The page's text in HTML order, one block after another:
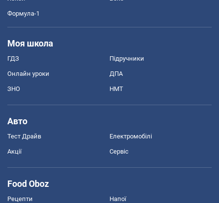
Формула-1
Моя школа
ГДЗ Підручники
Онлайн уроки ДПА
ЗНО НМТ
Авто
Тест Драйв Електромобілі
Акції Сервіс
Food Oboz
Рецепти Напої